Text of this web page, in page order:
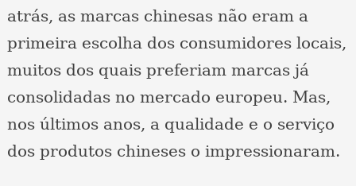
atrás, as marcas chinesas não eram a
primeira escolha dos consumidores locais,
muitos dos quais preferiam marcas já
consolidadas no mercado europeu. Mas,
nos últimos anos, a qualidade e o serviço
dos produtos chineses o impressionaram.